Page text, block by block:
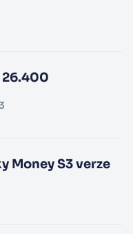
26.400
Money S3 verze